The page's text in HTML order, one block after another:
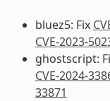
bluez5: Fix
CVE-2023-
ghostscript:
CVE-2024-
33871